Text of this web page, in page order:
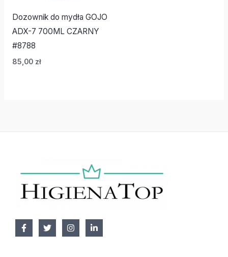
Dozownik do mydła GOJO
ADX-7 700ML CZARNY
#8788
85,00 zł